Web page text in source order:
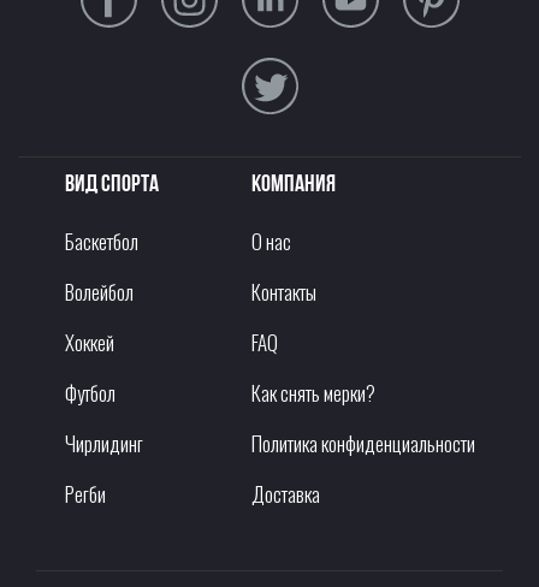
Вид спорта
Баскетбол
Волейбол
Хоккей
Футбол
Чирлидинг
Регби
Компания
О нас
Контакты
FAQ
Как снять мерки?
Политика конфиденциальности
Доставка